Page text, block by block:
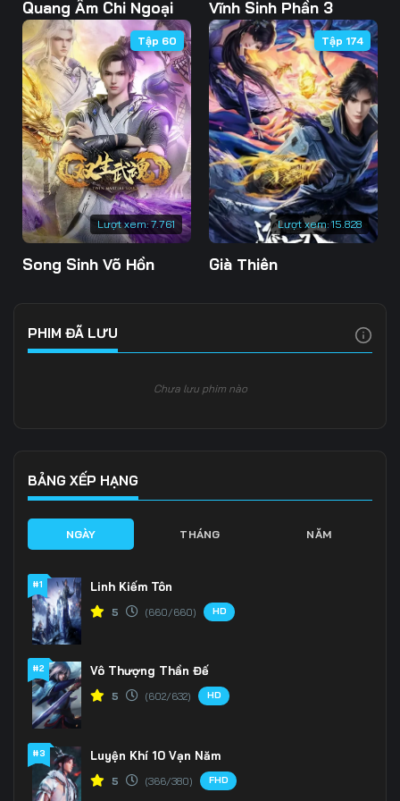
Tập 103 Tập 104 Tập 105
Tập 106 Tập 107 Tập 108
Tập 109 Tập 110 Tập 111
Tập 112 Tập 113 Tập 114
Tập 115 Tập 116 Tập 117
Tập 118 Tập 119 Tập 120
Tập 121 Tập 122 Tập 123
Tập 134
Tập 139
Tập 142
Tập 148 Tập 149
Tập 151
Tập 154 Tập 155
Tập 157
Tập 160 Tập 161
Tập 163 Tập 164
Quang Âm Chi Ngoại Vĩnh Sinh Phần 3
Lượt xem:7.761
Tập 60
Song Sinh Võ Hồn
Lượt xem: 15.828
Tập 174
Già Thiên
PHIM ĐÃ LƯU
Chưa lưu phim nào
BẢNG XẾP HẠNG
NGÀY THÁNG NĂM
#1 Linh Kiếm Tôn
5 (660/660) HD
#2 Vô Thượng Thần Đế
5 (602/632) HD
#3 Luyện Khí 10 Vạn Năm
5 (366/380) FHD